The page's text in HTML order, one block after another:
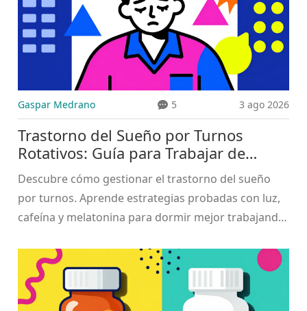
Gaspar Medrano 5 3 ago 2026
Trastorno del Sueño por Turnos
Rotativos: Guía para Trabajar de
Noche y Dormir Bien
Descubre cómo gestionar el trastorno del sueño
por turnos. Aprende estrategias probadas con luz,
cafeína y melatonina para dormir mejor trabajando